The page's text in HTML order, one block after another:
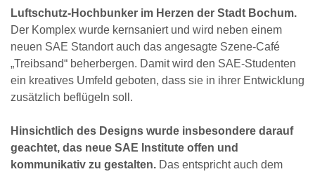
Luftschutz-Hochbunker im Herzen der Stadt Bochum.
Der Komplex wurde kernsaniert und wird neben einem
neuen SAE Standort auch das angesagte Szene-Café
„Treibsand“ beherbergen. Damit wird den SAE-Studenten
ein kreatives Umfeld geboten, dass sie in ihrer Entwicklung
zusätzlich beflügeln soll.
Hinsichtlich des Designs wurde insbesondere darauf
geachtet, das neue SAE Institute offen und
kommunikativ zu gestalten. Das entspricht auch dem